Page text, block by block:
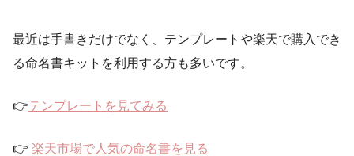
最近は手書きだけでなく、テンプレートや楽天で購入でき
る命名書キットを利用する方も多いです。
👉️テンプレートを見てみる
👉 楽天市場で人気の命名書を見る